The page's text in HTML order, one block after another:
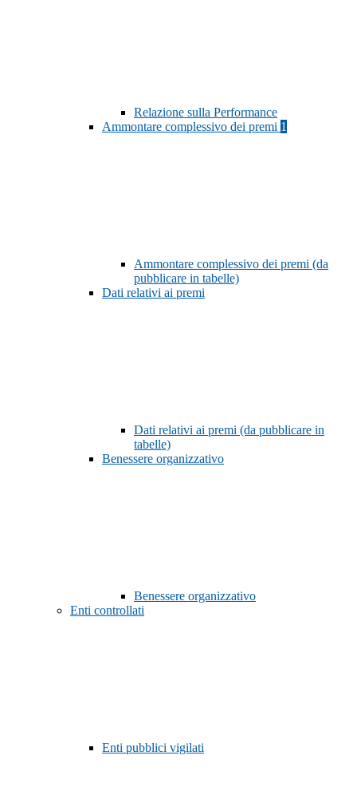
Relazione sulla Performance
Ammontare complessivo dei premi 1
Ammontare complessivo dei premi (da
pubblicare in tabelle)
Dati relativi ai premi
Dati relativi ai premi (da pubblicare in
tabelle)
Benessere organizzativo
Benessere organizzativo
Enti controllati
Enti pubblici vigilati